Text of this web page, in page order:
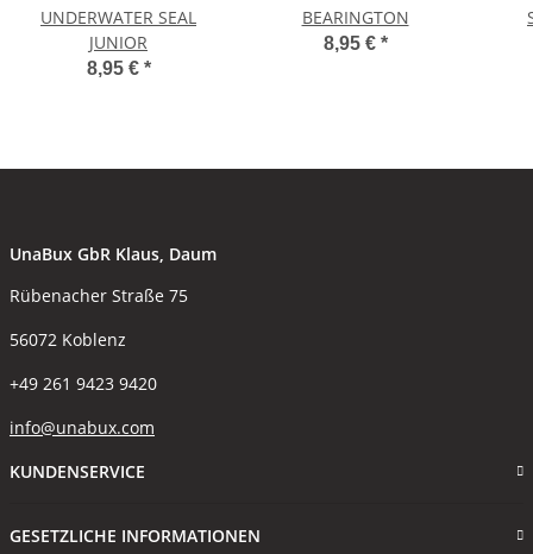
UNDERWATER SEAL
JUNIOR
8,95 € *
BEARINGTON
8,95 € *
UnaBux GbR Klaus, Daum
Rübenacher Straße 75
56072 Koblenz
+49 261 9423 9420
info@unabux.com
KUNDENSERVICE
GESETZLICHE INFORMATIONEN